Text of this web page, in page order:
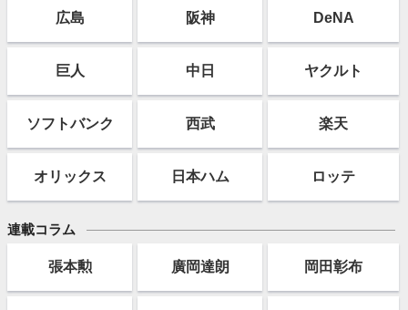
広島 阪神 DeNA
巨人 中日 ヤクルト
ソフトバンク 西武 楽天
オリックス 日本ハム ロッテ
連載コラム
張本勲 廣岡達朗 岡田彰布